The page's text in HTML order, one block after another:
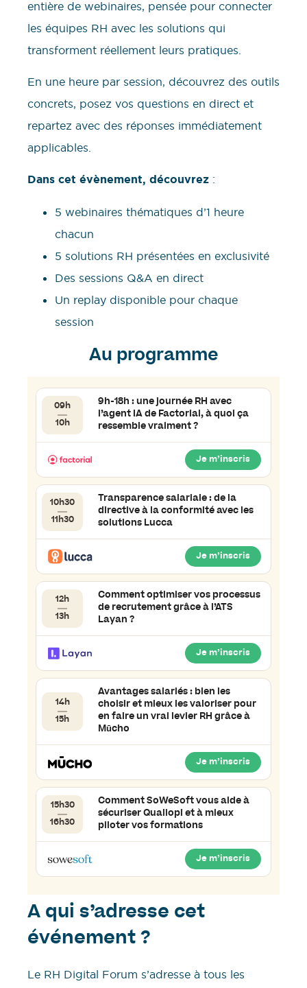
entière de webinaires, pensée pour connecter
les équipes RH avec les solutions qui
transforment réellement leurs pratiques.
En une heure par session, découvrez des outils
concrets, posez vos questions en direct et
repartez avec des réponses immédiatement
applicables.
Dans cet évènement, découvrez :
5 webinaires thématiques d’1 heure
chacun
5 solutions RH présentées en exclusivité
Des sessions Q&A en direct
Un replay disponible pour chaque
session
Au programme
09h
10h
9h-18h : une journée RH avec
l’agent IA de Factorial, à quoi ça
ressemble vraiment ?
Je m’inscris
10h30
11h30
Transparence salariale : de la
directive à la conformité avec les
solutions Lucca
Je m’inscris
12h
13h
Comment optimiser vos processus
de recrutement grâce à l’ATS
Layan ?
Je m’inscris
14h
15h
Avantages salariés : bien les
choisir et mieux les valoriser pour
en faire un vrai levier RH grâce à
Mūcho
Je m’inscris
15h30
16h30
Comment SoWeSoft vous aide à
sécuriser Qualiopi et à mieux
piloter vos formations
Je m’inscris
A qui s’adresse cet
événement ?
Le RH Digital Forum s’adresse à tous les